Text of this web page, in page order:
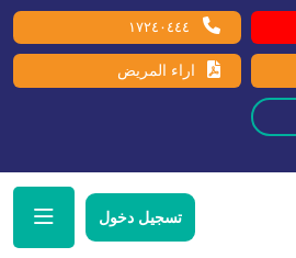
١٧٢٤٠٤٤٤
اراء المريض
تسجيل دخول